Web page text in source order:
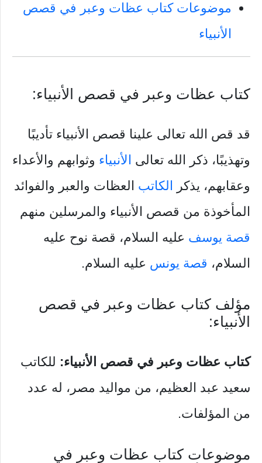
موضوعات كتاب عظات وعبر في قصص
الأنبياء
كتاب عظات وعبر في قصص الأنبياء:
قد قص الله تعالى علينا قصص الأنبياء تأديبًا
وتهذيبًا، ذكر الله تعالى الأنبياء وثوابهم والأعداء
وعقابهم، يذكر الكاتب العظات والعبر والفوائد
المأخوذة من قصص الأنبياء والمرسلين منهم
قصة يوسف عليه السلام، قصة نوح عليه
السلام، قصة يونس عليه السلام.
مؤلف كتاب عظات وعبر في قصص
الأنبياء:
كتاب عظات وعبر في قصص الأنبياء: للكاتب
سعيد عبد العظيم، من مواليد مصر، له عدد
من المؤلفات.
موضوعات كتاب عظات وعبر في